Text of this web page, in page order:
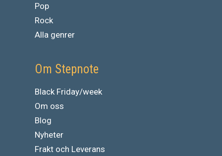
Pop
Rock
Alla genrer
Om Stepnote
Black Friday/week
Om oss
Blog
Nyheter
Frakt och Leverans